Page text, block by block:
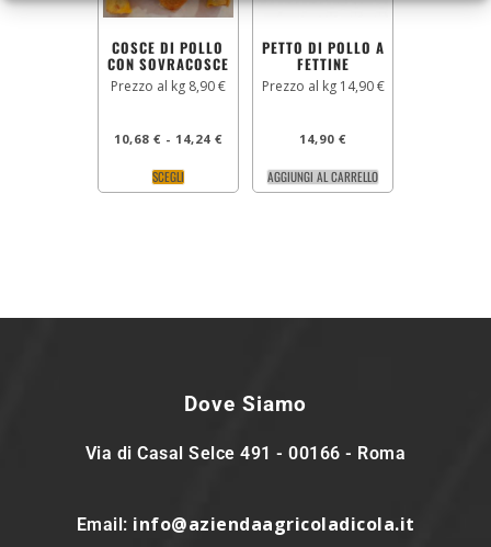
COSCE DI POLLO
CON SOVRACOSCE
Prezzo al kg 8,90 €
10,68 € - 14,24 €
SCEGLI
PETTO DI POLLO A
FETTINE
Prezzo al kg 14,90 €
14,90€
AGGIUNGI AL CARRELLO
Dove Siamo
Via di Casal Selce 491 - 00166 - Roma
Email: info@aziendaagricoladicola.it